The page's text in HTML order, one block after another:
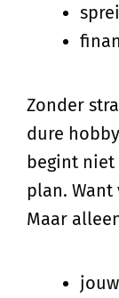
Zonder
dure
begint niet
plan.
Maar